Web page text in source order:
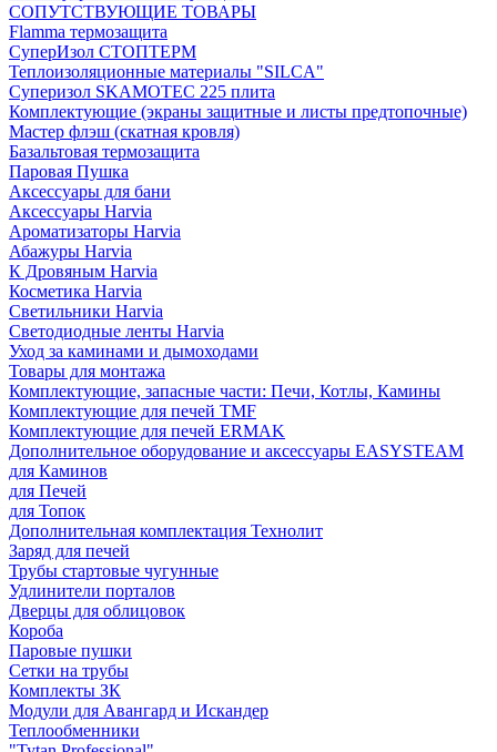
СОПУТСТВУЮЩИЕ ТОВАРЫ
Flamma термозащита
СуперИзол СТОПТЕРМ
Теплоизоляционные материалы "SILCA"
Суперизол SKAMOTEC 225 плита
Комплектующие (экраны защитные и листы предтопочные)
Мастер флэш (скатная кровля)
Базальтовая термозащита
Паровая Пушка
Аксессуары для бани
Аксессуары Harvia
Ароматизаторы Harvia
Абажуры Harvia
К Дровяным Harvia
Косметика Harvia
Светильники Harvia
Светодиодные ленты Harvia
Уход за каминами и дымоходами
Товары для монтажа
Комплектующие, запасные части: Печи, Котлы, Камины
Комплектующие для печей TMF
Комплектующие для печей ERMAK
Дополнительное оборудование и аксессуары EASYSTEAM
для Каминов
для Печей
для Топок
Дополнительная комплектация Технолит
Заряд для печей
Трубы стартовые чугунные
Удлинители порталов
Дверцы для облицовок
Короба
Паровые пушки
Сетки на трубы
Комплекты ЗК
Модули для Авангард и Искандер
Теплообменники